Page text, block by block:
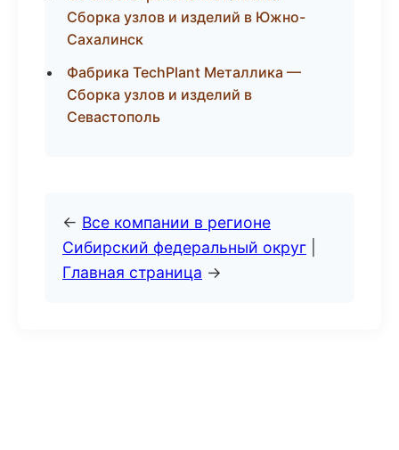
Сборка узлов и изделий в Южно-
Сахалинск
Фабрика TechPlant Металлика —
Сборка узлов и изделий в
Севастополь
← Все компании в регионе
Сибирский федеральный округ
Главная страница →